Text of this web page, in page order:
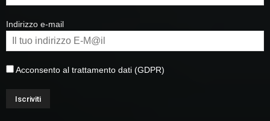
Indirizzo e-mail
Acconsento al trattamento dati (GDPR)